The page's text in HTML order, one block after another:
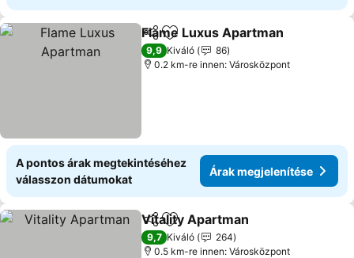
Megosztás
Hozzáadás a kedvencekhez
Flame Luxus Apartman
9,9 Kiváló
86
0.2 km-re innen: Városközpont
A pontos árak megtekintéséhez
válasszon dátumokat
Árak megjelenítése
Megosztás
Hozzáadás a kedvencekhez
Vitality Apartman
9,7 Kiváló
264
0.5 km-re innen: Városközpont